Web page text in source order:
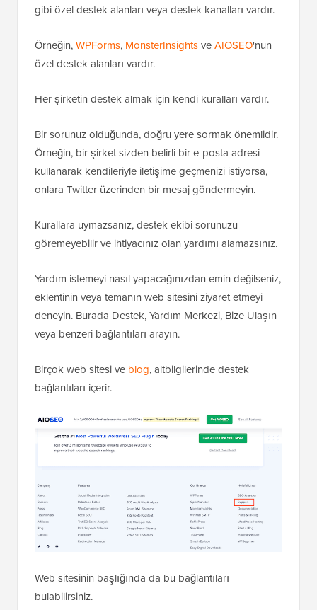
gibi özel destek alanları veya destek kanalları vardır.
Örneğin,WPForms, MonsterInsightsveAIOSEO'nun
özel destek alanları vardır.
Her şirketin destek almak için kendi kuralları vardır.
Bir sorunuz olduğunda, doğru yere sormak önemlidir.
Örneğin, bir şirket sizden belirli bir e-posta adresi
kullanarak kendileriyle iletişime geçmenizi istiyorsa,
onlara Twitter üzerinden bir mesaj göndermeyin.
Kurallara uymazsanız, destek ekibi sorunuzu
göremeyebilir ve ihtiyacınız olan yardımı alamazsınız.
Yardım istemeyi nasıl yapacağınızdan emin değilseniz,
eklentinin veya temanın web sitesini ziyaret etmeyi
deneyin. Burada Destek, Yardım Merkezi, Bize Ulaşın
veya benzeri bağlantıları arayın.
Birçok web sitesi ve blog, altbilgilerinde destek
bağlantıları içerir.
Web sitesinin başlığında da bu bağlantıları
bulabilirsiniz.